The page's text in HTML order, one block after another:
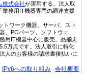
株式会社が運用する、法人取
業務用IT機器専門の調達支援
トワーク機器、サーバ、スト
、PCパーツ、ソフトウェ
用IT機器中心に販売。品揃え
万点です。法人取引に特化
人のお客様の請求書後払いに
IPv6への取り組み 会社概要